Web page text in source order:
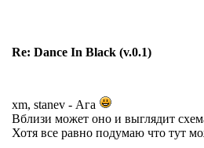
Re: Dance In Black (v.0.1)
xm, stanev - Ага
Вблизи может оно и выглядит
Хотя все равно подумаю что тут